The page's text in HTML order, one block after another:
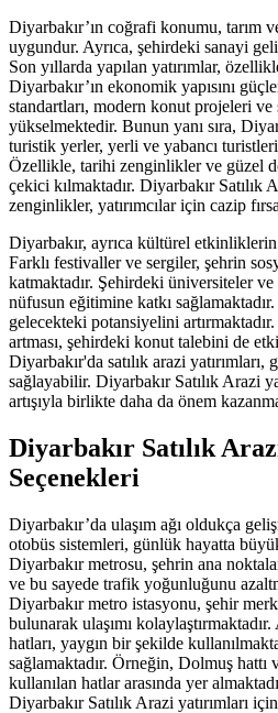
Diyarbakır’ın coğrafi konumu, tarım
uygundur. Ayrıca, şehirdeki sanayi
Son yıllarda yapılan yatırımlar,
Diyarbakır’ın ekonomik yapısını
standartları, modern konut projeleri
yükselmektedir. Bunun yanı sıra,
turistik yerler, yerli ve yabancı
Özellikle, tarihi zenginlikler ve güzel
çekici kılmaktadır. Diyarbakır
zenginlikler, yatırımcılar için cazip
Diyarbakır, ayrıca kültürel
Farklı festivaller ve sergiler, şehrin
katmaktadır. Şehirdeki üniversiteler
nüfusun eğitimine katkı
gelecekteki potansiyelini
artması, şehirdeki konut talebini de
Diyarbakır'da satılık arazi
sağlayabilir. Diyarbakır Satılık Arazi
artışıyla birlikte daha da önem
Diyarbakır Satılık
Seçenekleri
Diyarbakır’da ulaşım ağı oldukça
otobüs sistemleri, günlük hayatta
Diyarbakır metrosu, şehrin ana
ve bu sayede trafik yoğunluğunu
Diyarbakır metro istasyonu, şehir
bulunarak ulaşımı
hatları, yaygın bir şekilde
sağlamaktadır. Örneğin, Dolmuş hattı
kullanılan hatlar arasında yer
Diyarbakır Satılık Arazi yatırımları